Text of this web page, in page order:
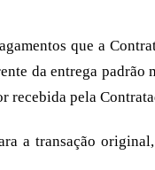
que a
da entrega padrão
recebida pela
a transação